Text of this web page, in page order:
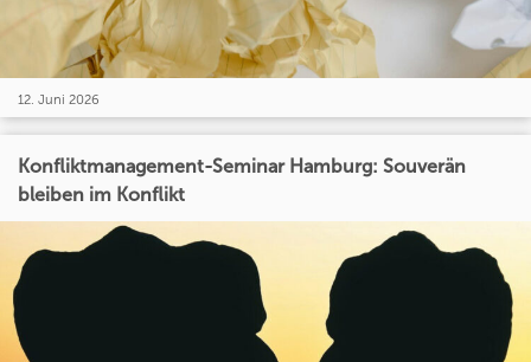
12. Juni 2026
Konfliktmanagement-Seminar Hamburg: Souverän
bleiben im Konflikt